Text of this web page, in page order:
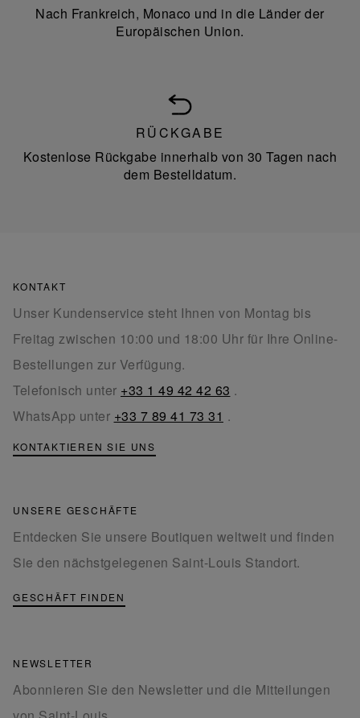
Nach Frankreich, Monaco und in die Länder der
Europäischen Union.
RÜCKGABE
Kostenlose Rückgabe innerhalb von 30 Tagen nach
dem Bestelldatum.
KONTAKT
Unser Kundenservice steht Ihnen von Montag bis
Freitag zwischen 10:00 und 18:00 Uhr für Ihre Online-
Bestellungen zur Verfügung.
Telefonisch unter +33 1 49 42 42 63 .
WhatsApp unter +33 7 89 41 73 31 .
KONTAKTIEREN SIE UNS
UNSERE GESCHÄFTE
Entdecken Sie unsere Boutiquen weltweit und finden
Sie den nächstgelegenen Saint-Louis Standort.
GESCHÄFT FINDEN
NEWSLETTER
Abonnieren Sie den Newsletter und die Mitteilungen